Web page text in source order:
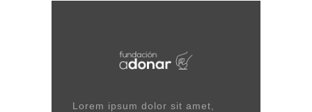
Lorem ipsum dolor sit amet,